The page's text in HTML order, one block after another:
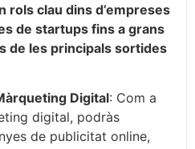
rols clau dins d’empreses
de startups fins a grans
de les principals sortides
Digital: Com a
digital, podràs
de publicitat online,